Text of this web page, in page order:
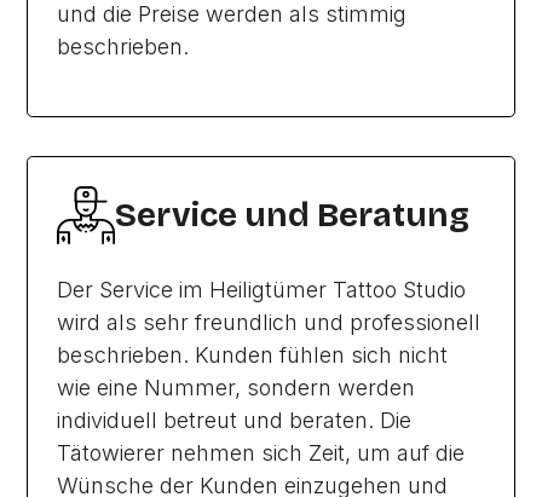
und die Preise werden als stimmig
beschrieben.
Service und Beratung
Der Service im Heiligtümer Tattoo Studio
wird als sehr freundlich und professionell
beschrieben. Kunden fühlen sich nicht
wie eine Nummer, sondern werden
individuell betreut und beraten. Die
Tätowierer nehmen sich Zeit, um auf die
Wünsche der Kunden einzugehen und